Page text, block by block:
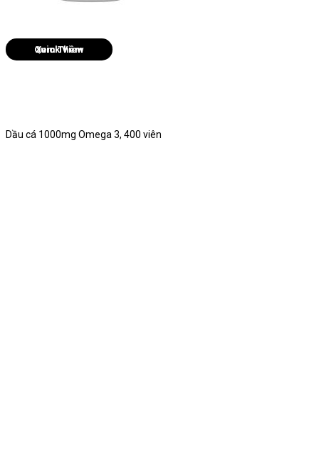
Quick View
Dầu cá 1000mg Omega 3, 400 viên